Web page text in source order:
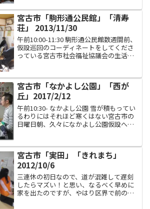
けでこぢんまりとセッションを行いまし
たが、今日...
宮古市「駒形通公民館」「清寿
荘」 2013/11/30
午前10:00-11:30 駒形通公民館数週間前、
仮設巡回のコーディネートをしてくださ
っている宮古市社会福祉協議会の生活復
なく近隣の公民館になります」と連絡が
ありました...
宮古市「なかよし公園」「西が
丘」2017/2/12
午前10:30- なかよし公園 雪が積もってい
るわりにはそれほど寒くはない宮古市の
日曜日朝、久々になかよし公園仮設へと
と上っているのをお見掛けしたのです
が、健脚だなあと...
宮古市「実田」「きれまち」
2012/10/6
三連休の初日なので、道が混雑して遅刻
したらマズい！と思い、なるべく早めに
家を出たのですが、やはり区界で前の車